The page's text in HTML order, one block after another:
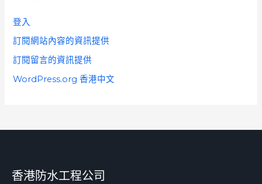
登入
訂閱網站內容的資訊提供
訂閱留言的資訊提供
WordPress.org 香港中文
香港防水工程公司